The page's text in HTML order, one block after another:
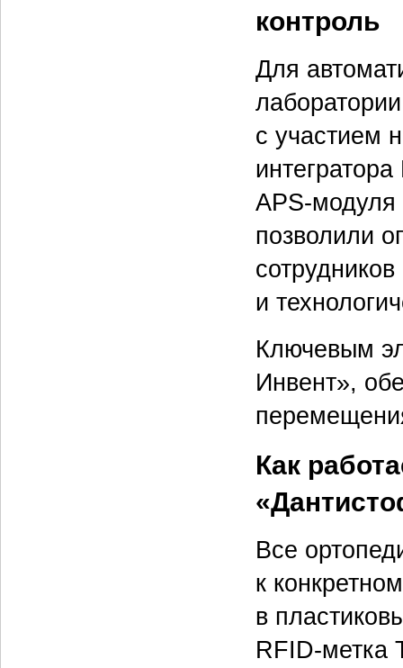
контроль
Для
с участием
APS-
позволили
и
Ключевым
Инвент»,
Как
Все
к
в
RFID-метка